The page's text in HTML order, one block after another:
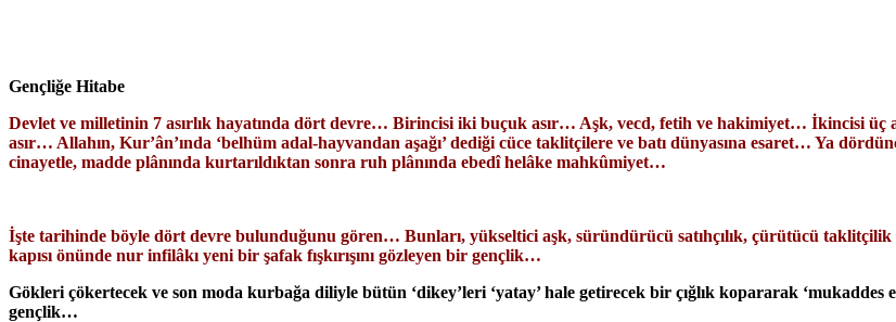
Gençliğe Hitabe
Devlet ve milletinin 7 asırlık hayatında dört devre… Birincisi iki buçuk asır… Aşk, vecd, fetih ve hakimiyet… İkincisi
asır… Allahın, Kur’ân’ında ‘belhüm adal-hayvandan aşağı’ dediği cüce taklitçilere ve batı dünyasına esaret… Ya
cinayetle, madde plânında kurtarıldıktan sonra ruh plânında ebedî helâke mahkûmiyet…
İşte tarihinde böyle dört devre bulunduğunu gören… Bunları, yükseltici aşk, süründürücü satıhçılık, çürütücü
kapısı önünde nur infilâkı yeni bir şafak fışkırışını gözleyen bir gençlik…
Gökleri çökertecek ve son moda kurbağa diliyle bütün ‘dikey’leri ‘yatay’ hale getirecek bir çığlık kopararak ‘mukaddes
gençlik…